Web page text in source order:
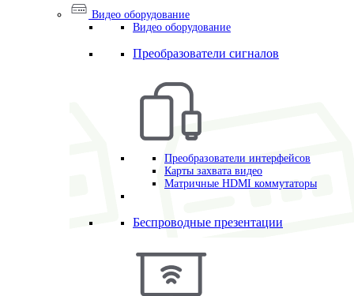
Видео оборудование
Видео оборудование
Преобразователи сигналов
Преобразователи интерфейсов
Карты захвата видео
Матричные HDMI коммутаторы
Беспроводные презентации